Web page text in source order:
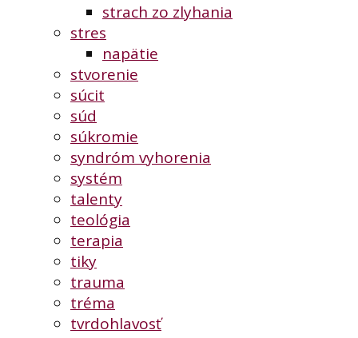
strach zo zlyhania
stres
napätie
stvorenie
súcit
súd
súkromie
syndróm vyhorenia
systém
talenty
teológia
terapia
tiky
trauma
tréma
tvrdohlavosť